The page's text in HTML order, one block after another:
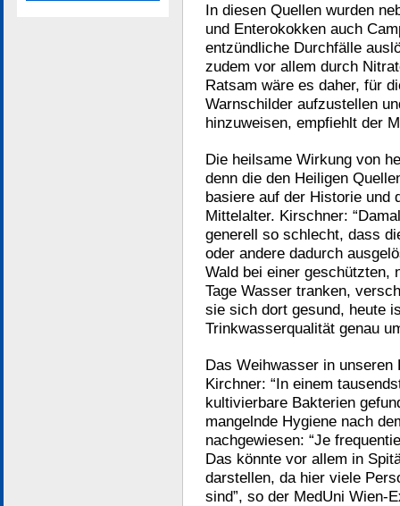
In diesen Quellen wurden
und Enterokokken auch
entzündliche Durchfälle
zudem vor allem durch
Ratsam wäre es daher, für
Warnschilder aufzustellen
hinzuweisen, empfiehlt der
Die heilsame Wirkung von
denn die den Heiligen
basiere auf der Historie und
Mittelalter. Kirschner:
generell so schlecht, dass
oder andere dadurch
Wald bei einer geschützten,
Tage Wasser tranken,
sie sich dort gesund, heute
Trinkwasserqualität genau
Das Weihwasser in
Kirchner: “In einem
kultivierbare Bakterien
mangelnde Hygiene nach
nachgewiesen: “Je
Das könnte vor allem in
darstellen, da hier viele
sind”, so der MedUni Wien-